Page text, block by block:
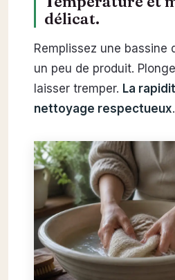
délicat.
Remplissez une bassine
un peu de produit.
laisser tremper. La
nettoyage respectueux.